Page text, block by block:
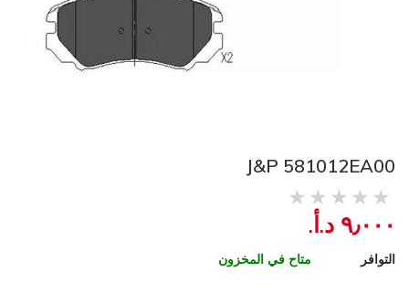
J&P 581012EA00
٩٫٠٠٠ د.أ.‏
التوافر متاح في المخزون